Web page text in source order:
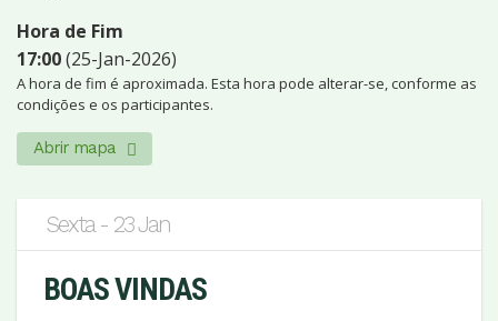
Hora de Fim
17:00(25-Jan-2026)
A hora de fim é aproximada. Esta hora pode alterar-se, conforme as
condições e os participantes.
Abrir mapa
Sexta - 23 Jan
BOAS VINDAS